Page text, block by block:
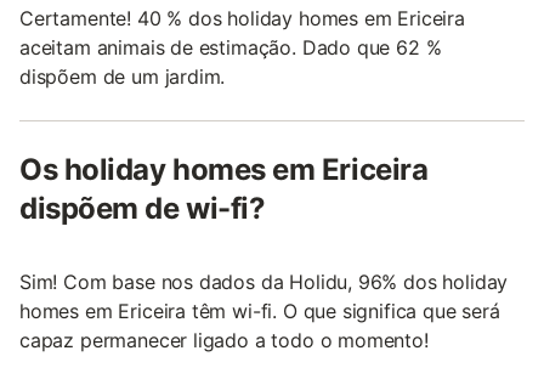
Certamente! 40 % dos holiday homes em Ericeira
aceitam animais de estimação. Dado que 62 %
dispõem de um jardim.
Os holiday homes em Ericeira
dispõem de wi-fi?
Sim! Com base nos dados da Holidu, 96% dos holiday
homes em Ericeira têm wi-fi. O que significa que será
capaz permanecer ligado a todo o momento!